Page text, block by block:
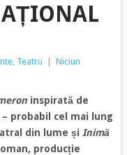
, Teatru
Niciun
inspirată de
probabil cel mai lung
din lume și Inimă
producție